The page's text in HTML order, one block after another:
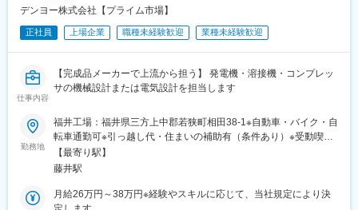
デンヨー株式会社【プライム市場】
正社員 上場企業 職種未経験歓迎 業種未経験歓迎
仕事内容
【完成品メーカーで上流から担う】 発電機・溶接機・コンプレッ
サの機械設計または電気設計を担当します
勤務地
福井工場：福井県三方上中郡若狭町相田38-1※自動車・バイク・自
転車通勤可※引っ越し代・住まいの補助有（条件あり）※受動喫煙
対策：敷地内禁煙（喫煙スペースあり）＜引っ越し代負担・住ま
いの補助有＞Iターン等、現住所からの通勤が困難な場合は入社に
越しに際しては会社指定の引っ越し業者を利用。独身者であれば
【最寄り駅】
藤井駅
月給26万円～38万円※経験やスキルに応じて、当社規定により決